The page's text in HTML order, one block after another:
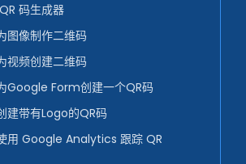
码生成器
图像制作二维码
视频创建二维码
Google Form创建一个QR码
建带有Logo的QR码
用 Google Analytics 跟踪 QR